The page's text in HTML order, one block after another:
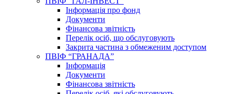
Інформація про фонд
Документи
Фінансова звітність
Перелік осіб, що обслуговують
Закрита частина з обмеженим доступом
ПВІФ “ГРАНАДА”
Інформація
Документи
Фінансова звітність